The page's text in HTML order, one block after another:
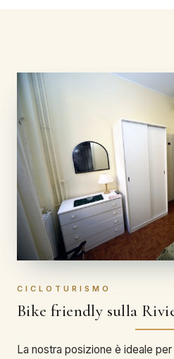
CICLOTURISMO
Bike friendly sulla
La nostra posizione è ideale